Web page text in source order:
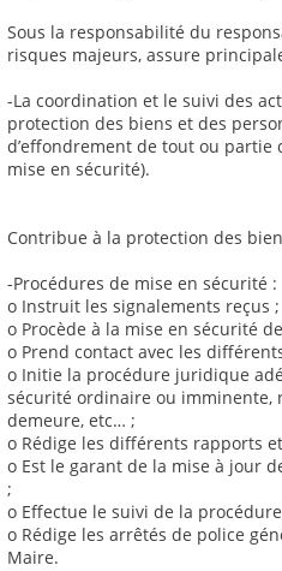
Sous la responsabilité du
risques majeurs, assure
-La coordination et le suivi des
protection des biens et des
d’effondrement de tout ou partie
mise en sécurité).
Contribue à la protection des
-Procédures de mise en sécurité :
o Instruit les signalements reçus ;
o Procède à la mise en sécurité
o Prend contact avec les
o Initie la procédure juridique
sécurité ordinaire ou imminente,
demeure, etc… ;
o Rédige les différents rapports
o Est le garant de la mise à jour
;
o Effectue le suivi de la
o Rédige les arrêtés de police
Maire.